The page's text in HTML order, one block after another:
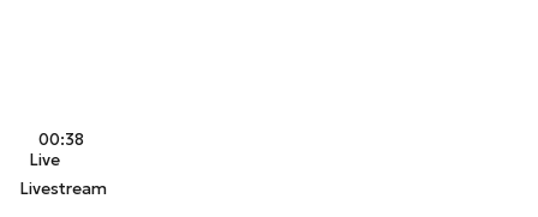
00:38
Live
Livestream